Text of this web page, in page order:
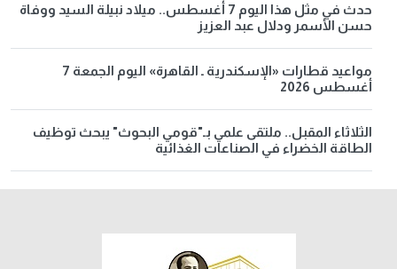
حدث في مثل هذا اليوم 7 أغسطس.. ميلاد نبيلة السيد ووفاة
حسن الأسمر ودلال عبد العزيز
مواعيد قطارات «الإسكندرية ـ القاهرة» اليوم الجمعة 7
أغسطس 2026
الثلاثاء المقبل.. ملتقى علمي بـ"قومي البحوث" يبحث توظيف
الطاقة الخضراء في الصناعات الغذائية